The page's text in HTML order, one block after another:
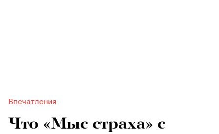
Впечатления
Что «Мыс страха» с